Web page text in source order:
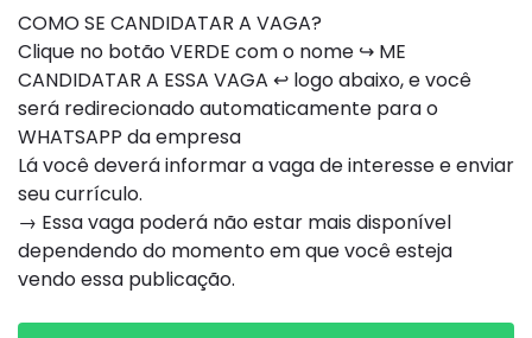
COMO SE CANDIDATAR A VAGA?
Clique no botão VERDE com o nome ↪ ME
CANDIDATAR A ESSA VAGA ↩ logo abaixo, e você
será redirecionado automaticamente para o
WHATSAPP da empresa
Lá você deverá informar a vaga de interesse e enviar
seu currículo.
→ Essa vaga poderá não estar mais disponível
dependendo do momento em que você esteja
vendo essa publicação.